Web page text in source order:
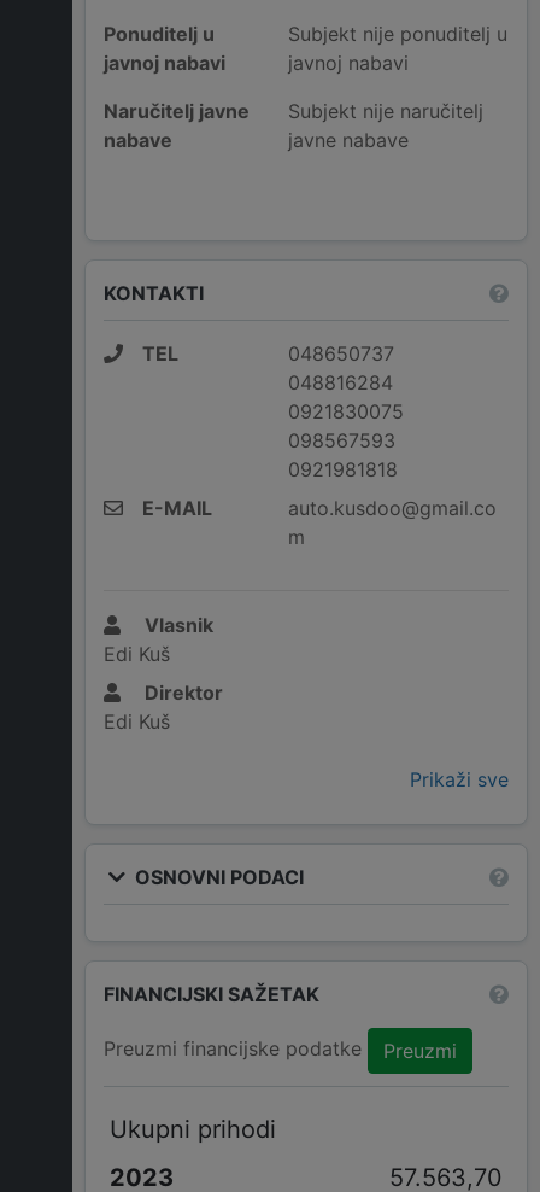
Ponuditelj u
javnoj nabavi
Subjekt nije ponuditelj u
javnoj nabavi
Naručitelj javne
nabave
Subjekt nije naručitelj
javne nabave
KONTAKTI
TEL
048650737
048816284
0921830075
098567593
0921981818
E-MAIL
auto.kusdoo@gmail.co
m
Vlasnik
Edi Kuš
Direktor
Edi Kuš
Prikaži sve
OSNOVNI PODACI
FINANCIJSKI SAŽETAK
Preuzmi financijske podatke Preuzmi
Ukupni prihodi
57.563,70